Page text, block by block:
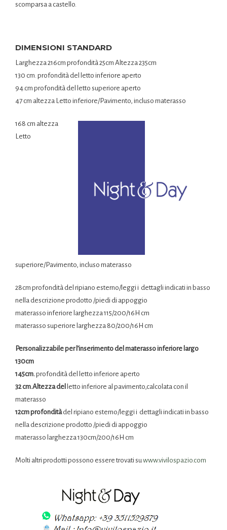
scomparsa a castello.
DIMENSIONI STANDARD
Larghezza 216cm profondità 25cm Altezza 235cm
130 cm. profondità del letto inferiore aperto
94.cm profondità del letto superiore aperto
47 cm altezza Letto inferiore/Pavimento, incluso materasso
168 cm altezza
Letto
superiore/Pavimento, incluso materasso
28cm profondità del ripiano esterno/leggi i dettagli indicati in basso
nella descrizione prodotto /piedi di appoggio
materasso inferiore larghezza 115/200/16H cm
materasso superiore larghezza 80/200/16H cm
Personalizzabile per l’inserimento del materasso inferiore largo
130cm
145cm.profondità del letto inferiore aperto
32 cm.Altezza del letto inferiore al pavimento,calcolata con il
materasso
12cm profonditàdel ripiano esterno/leggi i dettagli indicati in basso
nella descrizione prodotto /piedi di appoggio
materasso larghezza 130cm/200/16H cm
Molti altri prodotti possono essere trovati suwww.vivilospazio.com